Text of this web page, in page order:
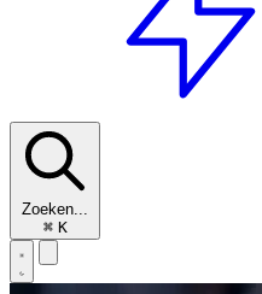
Zoeken...
⌘ K